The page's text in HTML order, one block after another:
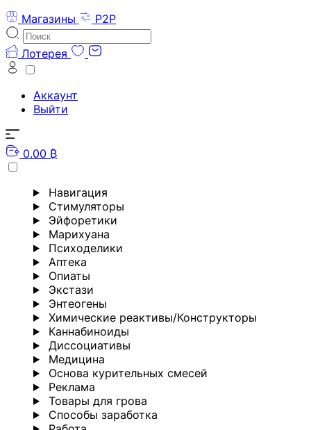
Магазины
P2P
Лотерея
Аккаунт
Выйти
0.00 ₿
Навигация
Стимуляторы
Эйфоретики
Марихуана
Психоделики
Аптека
Опиаты
Экстази
Энтеогены
Химические реактивы/Конструкторы
Каннабиноиды
Диссоциативы
Медицина
Основа курительных смесей
Реклама
Товары для грова
Способы заработка